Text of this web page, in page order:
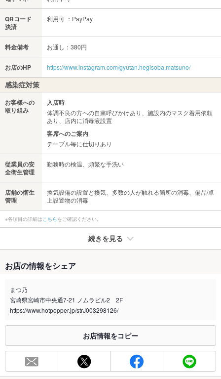
QRコード
決済
利用可 ：PayPay
料金備考 お通し：380円
お店のHP https://www.instagram.com/gyutan.hegisoba.matsuno/
感染症対策
お客様への
取り組み
入店時
体調不良の方への自粛呼びかけあり、施設内のマスク着用依頼
あり、店内に消毒液設置
客席へのご案内
テーブル毎に仕切りあり
従業員の安
全衛生管理
勤務時の検温、頻繁な手洗い
店舗の衛生
管理
換気設備の設置と換気、多数の人が触れる箇所の消毒、備品/卓
上設置物の消毒
※各項目の詳細は こちらをご確認ください。
続きを見る
禁煙・喫煙
全席禁煙
喫煙専用室 なし
合わせください。
お席
お店の情報をシェア
まつ乃
宮崎県宮崎市中央通7-21 ノムラビル2 2F
https://www.hotpepper.jp/strJ003298126/
お店情報をコピー